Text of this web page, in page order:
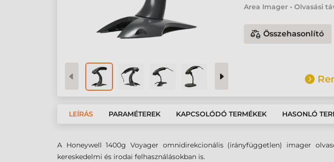
Area Imager • Olvasási
Összehasonlító
LEÍRÁS PARAMÉTEREK KAPCSOLÓDÓ TERMÉKEK HASONLÓ
A Honeywell 1400g Voyager omnidirekcionális (irányfüggetlen) imager
kereskedelmi és irodai felhasználásokban is.